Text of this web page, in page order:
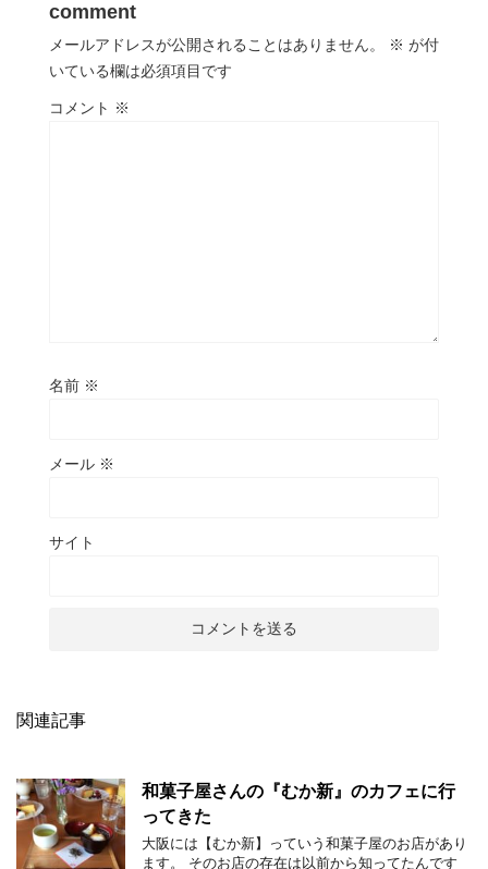
comment
メールアドレスが公開されることはありません。 ※ が付
いている欄は必須項目です
コメント ※
名前 ※
メール ※
サイト
関連記事
和菓子屋さんの『むか新』のカフェに行
ってきた
大阪には【むか新】っていう和菓子屋のお店があり
ます。 そのお店の存在は以前から知ってたんです